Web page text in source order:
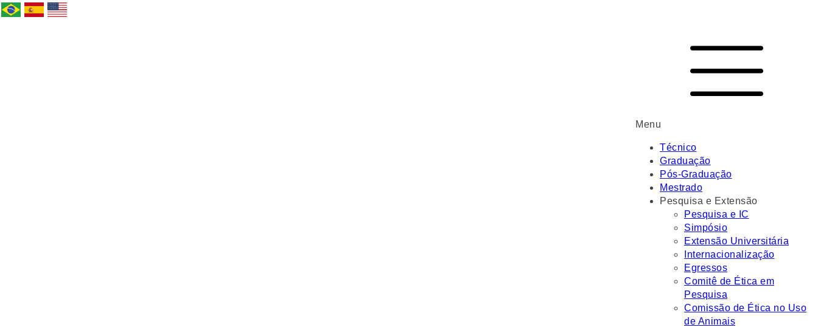
Menu
Técnico
Graduação
Pós-Graduação
Mestrado
Pesquisa e Extensão
Pesquisa e IC
Simpósio
Extensão Universitária
Internacionalização
Egressos
Comitê de Ética em
Pesquisa
Comissão de Ética no Uso
de Animais